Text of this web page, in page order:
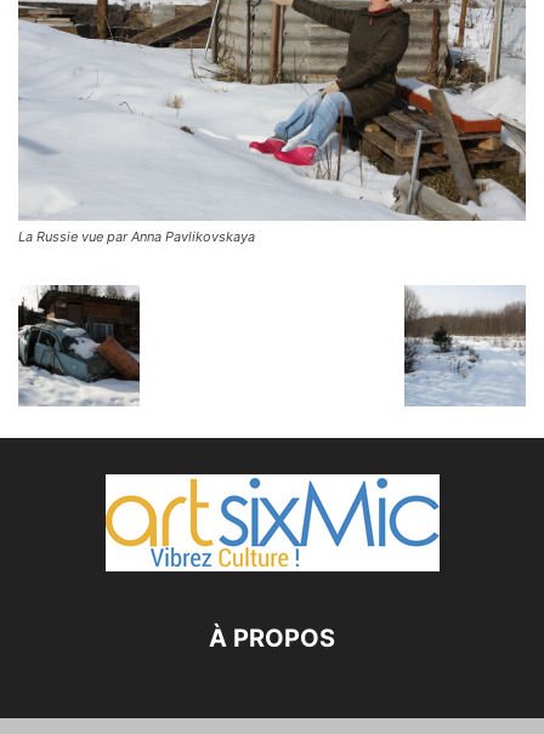
La Russie vue par Anna Pavlikovskaya
À PROPOS